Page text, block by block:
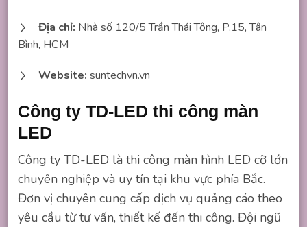
Địa chỉ: Nhà số 120/5 Trần Thái Tông, P.15, Tân
Bình, HCM
Website: suntechvn.vn
Công ty TD-LED thi công màn
LED
Công ty TD-LED là thi công màn hình LED cỡ lớn
chuyên nghiệp và uy tín tại khu vực phía Bắc.
Đơn vị chuyên cung cấp dịch vụ quảng cáo theo
yêu cầu từ tư vấn, thiết kế đến thi công. Đội ngũ